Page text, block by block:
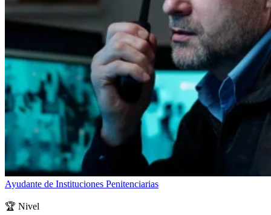
Ayudante de Instituciones Penitenciarias
🏆 Nivel